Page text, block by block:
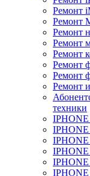
Ремонт
Ремонт
Ремонт
Ремонт
Ремонт
Ремонт
Ремонт
Ремонт
техники
IPHONE
IPHONE
IPHONE
IPHONE